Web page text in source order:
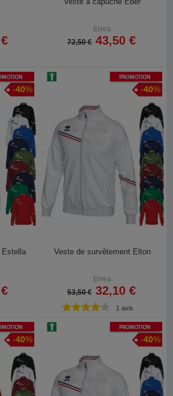
Errea
72,50 € 43,50 €
-40%
Estella
Promotion
-40%
Veste de survêtement Elton
Errea
53,50 € 32,10 €
1 avis
-40%
Promotion
-40%